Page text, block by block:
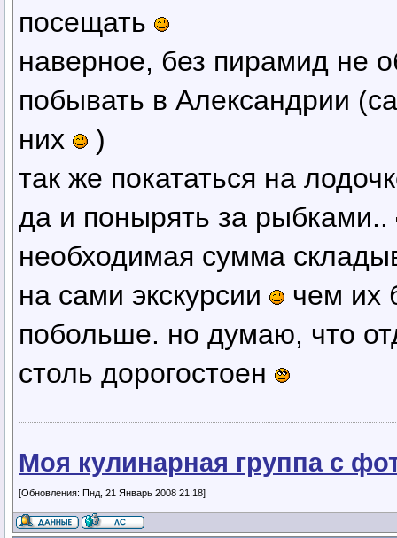
посещать
наверное, без пирамид не
побывать в Александрии
них
)
так же покататься на
да и понырять за рыбками..
необходимая сумма
на сами экскурсии
чем их
побольше. но думаю, что
столь дорогостоен
Моя кулинарная группа с
[Обновления: Пнд, 21 Январь 2008 21:18]